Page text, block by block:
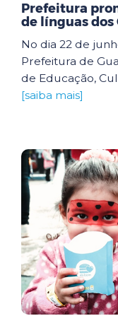
Prefeitura
de línguas dos
No dia 22 de
Prefeitura de
de Educação,
[saiba mais]